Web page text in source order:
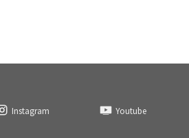
Instagram Youtube